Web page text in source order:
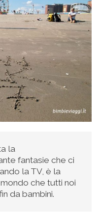
la
fantasie che ci
la TV, è la
che tutti noi
da bambini.